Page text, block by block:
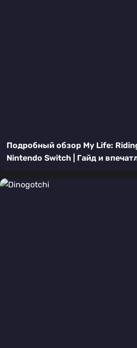
Подробный обзор My Life:
Nintendo Switch | Гайд и